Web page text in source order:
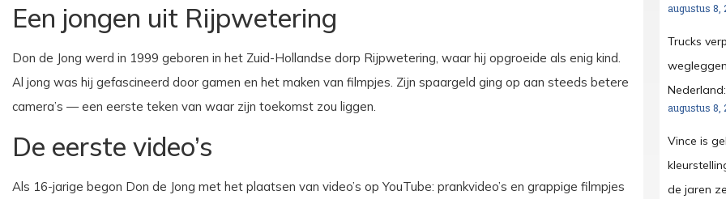
Een jongen uit Rijpwetering
Don de Jong werd in 1999 geboren in het Zuid-Hollandse dorp Rijpwetering, waar hij opgroeide als enig kind.
Al jong was hij gefascineerd door gamen en het maken van filmpjes. Zijn spaargeld ging op aan steeds betere
camera’s — een eerste teken van waar zijn toekomst zou liggen.
De eerste video’s
Als 16-jarige begon Don de Jong met het plaatsen van video’s op YouTube: prankvideo’s en grappige filmpjes
augustus 8,
Trucks
augustus 8,
Vince is
de jaren